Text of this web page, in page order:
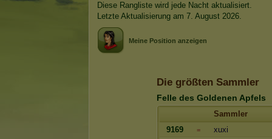
Diese Rangliste wird jede Nacht aktualisiert.
Letzte Aktualisierung am 7. August 2026.
Meine Position anzeigen
Die größten Sammler
Felle des Goldenen Apfels
Sammler
9169
=
xuxi